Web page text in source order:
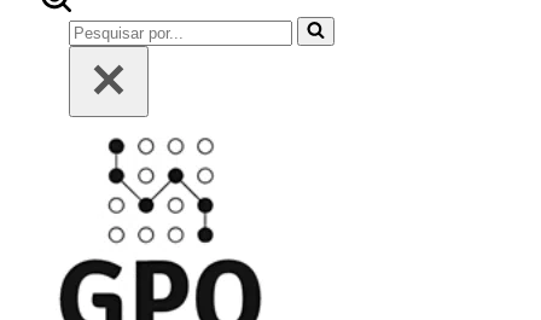
Pesquisar
por...